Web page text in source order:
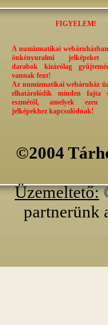
FIGYELEM!
A numizmatikai
önkényuralmi jelképeket
darabok kizárólag
vannak fent!
Az numizmatikai webáruház
elhatárolódik minden fajta
eszmétől, amelyek ezen
jelképekhez kapcsolódnak!
©2004
Üzemeltető:
partnerünk